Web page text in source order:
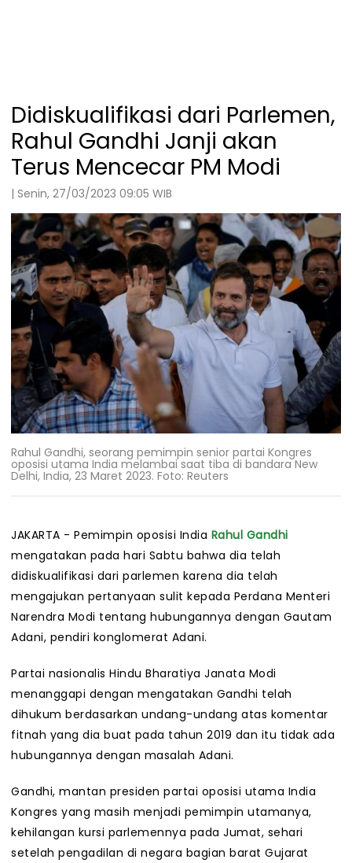
Didiskualifikasi dari Parlemen,
Rahul Gandhi Janji akan
Terus Mencecar PM Modi
| Senin, 27/03/2023 09:05 WIB
Rahul Gandhi, seorang pemimpin senior partai Kongres
oposisi utama India melambai saat tiba di bandara New
Delhi, India, 23 Maret 2023. Foto: Reuters
JAKARTA - Pemimpin oposisi India Rahul Gandhi
mengatakan pada hari Sabtu bahwa dia telah
didiskualifikasi dari parlemen karena dia telah
mengajukan pertanyaan sulit kepada Perdana Menteri
Narendra Modi tentang hubungannya dengan Gautam
Adani, pendiri konglomerat Adani.
Partai nasionalis Hindu Bharatiya Janata Modi
menanggapi dengan mengatakan Gandhi telah
dihukum berdasarkan undang-undang atas komentar
fitnah yang dia buat pada tahun 2019 dan itu tidak ada
hubungannya dengan masalah Adani.
Gandhi, mantan presiden partai oposisi utama India
Kongres yang masih menjadi pemimpin utamanya,
kehilangan kursi parlemennya pada Jumat, sehari
setelah pengadilan di negara bagian barat Gujarat